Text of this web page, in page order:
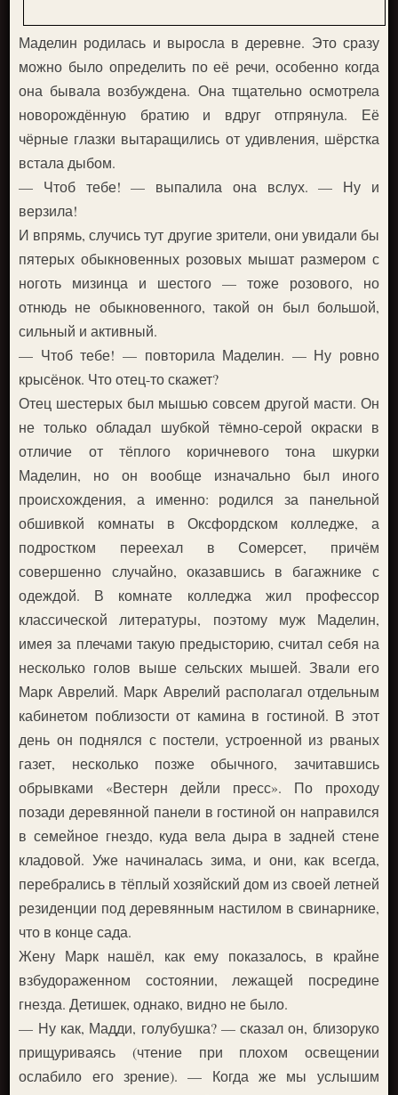
Маделин родилась и выросла в деревне. Это сразу
можно было определить по её речи, особенно когда
она бывала возбуждена. Она тщательно осмотрела
новорождённую братию и вдруг отпрянула. Её
чёрные глазки вытаращились от удивления, шёрстка
встала дыбом.
— Чтоб тебе! — выпалила она вслух. — Ну и
верзила!
И впрямь, случись тут другие зрители, они увидали бы
пятерых обыкновенных розовых мышат размером с
ноготь мизинца и шестого — тоже розового, но
отнюдь не обыкновенного, такой он был большой,
сильный и активный.
— Чтоб тебе! — повторила Маделин. — Ну ровно
крысёнок. Что отец-то скажет?
Отец шестерых был мышью совсем другой масти. Он
не только обладал шубкой тёмно-серой окраски в
отличие от тёплого коричневого тона шкурки
Маделин, но он вообще изначально был иного
происхождения, а именно: родился за панельной
обшивкой комнаты в Оксфордском колледже, а
подростком переехал в Сомерсет, причём
совершенно случайно, оказавшись в багажнике с
одеждой. В комнате колледжа жил профессор
классической литературы, поэтому муж Маделин,
имея за плечами такую предысторию, считал себя на
несколько голов выше сельских мышей. Звали его
Марк Аврелий. Марк Аврелий располагал отдельным
кабинетом поблизости от камина в гостиной. В этот
день он поднялся с постели, устроенной из рваных
газет, несколько позже обычного, зачитавшись
обрывками «Вестерн дейли пресс». По проходу
позади деревянной панели в гостиной он направился
в семейное гнездо, куда вела дыра в задней стене
кладовой. Уже начиналась зима, и они, как всегда,
перебрались в тёплый хозяйский дом из своей летней
резиденции под деревянным настилом в свинарнике,
что в конце сада.
Жену Марк нашёл, как ему показалось, в крайне
взбудораженном состоянии, лежащей посредине
гнезда. Детишек, однако, видно не было.
— Ну как, Мадди, голубушка? — сказал он, близоруко
прищуриваясь (чтение при плохом освещении
ослабило его зрение). — Когда же мы услышим